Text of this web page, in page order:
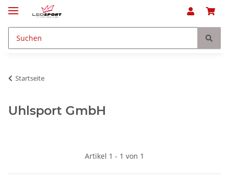
Startseite
Uhlsport GmbH
Artikel 1 - 1 von 1